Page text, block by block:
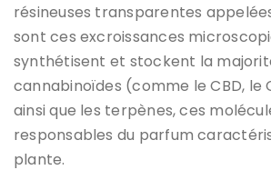
résineuses transparentes
sont ces excroissances
synthétisent et stockent la
cannabinoïdes (comme le CBD, le
ainsi que les terpènes, ces
responsables du parfum
plante.